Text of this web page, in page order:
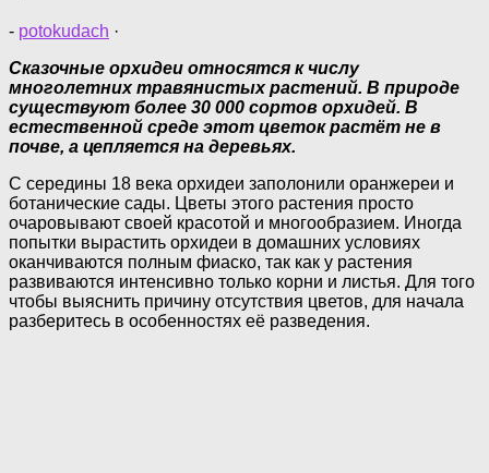
- potokudach ·
Сказочные орхидеи относятся к числу
многолетних травянистых растений. В природе
существуют более 30 000 сортов орхидей. В
естественной среде этот цветок растёт не в
почве, а цепляется на деревьях.
С середины 18 века орхидеи заполонили оранжереи и
ботанические сады. Цветы этого растения просто
очаровывают своей красотой и многообразием. Иногда
попытки вырастить орхидеи в домашних условиях
оканчиваются полным фиаско, так как у растения
развиваются интенсивно только корни и листья. Для того
чтобы выяснить причину отсутствия цветов, для начала
разберитесь в особенностях её разведения.